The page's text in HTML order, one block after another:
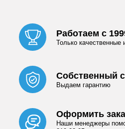
Работаем с
Только
Собственный
Выдаем гарантию
Оформить
Наши менеджеры